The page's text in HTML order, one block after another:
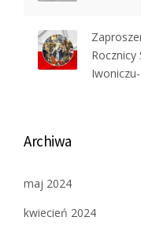
Archiwa
maj 2024
kwiecień 2024